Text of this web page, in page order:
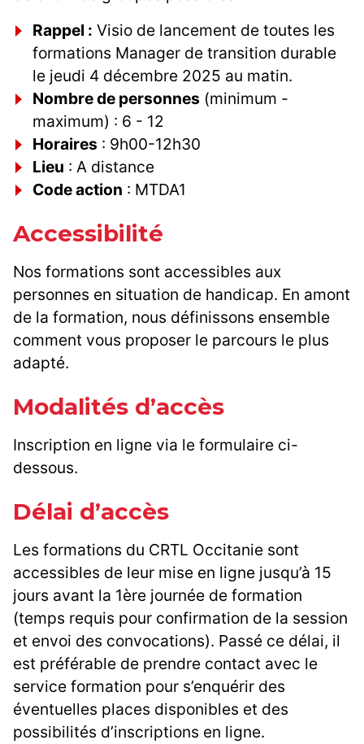
Rappel : Visio de lancement de toutes les
formations Manager de transition durable
le jeudi 4 décembre 2025 au matin.
Nombre de personnes (minimum -
maximum) : 6 - 12
Horaires : 9h00-12h30
Lieu : A distance
Code action : MTDA1
Accessibilité
Nos formations sont accessibles aux
personnes en situation de handicap. En amont
de la formation, nous définissons ensemble
comment vous proposer le parcours le plus
adapté.
Modalités d’accès
Inscription en ligne via le formulaire ci-
dessous.
Délai d’accès
Les formations du CRTL Occitanie sont
accessibles de leur mise en ligne jusqu’à 15
jours avant la 1ère journée de formation
(temps requis pour confirmation de la session
et envoi des convocations). Passé ce délai, il
est préférable de prendre contact avec le
service formation pour s’enquérir des
éventuelles places disponibles et des
possibilités d’inscriptions en ligne.